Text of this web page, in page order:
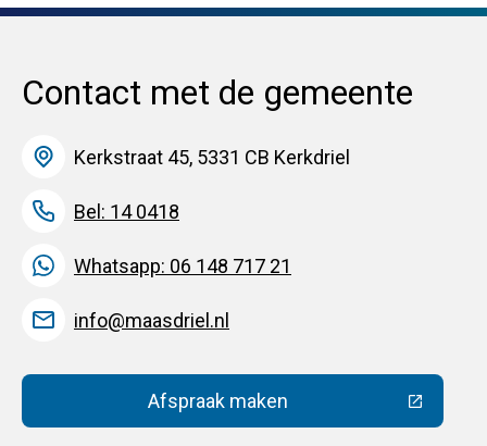
Contact met de gemeente
Kerkstraat 45, 5331 CB Kerkdriel
Bel: 14 0418
Whatsapp: 06 148 717 21
info@maasdriel.nl
Afspraak maken(Deze link gaat naar een